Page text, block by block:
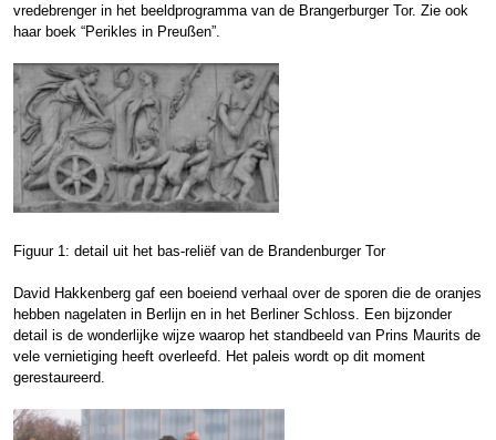
vredebrenger in het beeldprogramma van de Brangerburger Tor. Zie ook
haar boek “Perikles in Preußen”.
Figuur 1: detail uit het bas-reliëf van de Brandenburger Tor
David Hakkenberg gaf een boeiend verhaal over de sporen die de oranjes
hebben nagelaten in Berlijn en in het Berliner Schloss. Een bijzonder
detail is de wonderlijke wijze waarop het standbeeld van Prins Maurits de
vele vernietiging heeft overleefd. Het paleis wordt op dit moment
gerestaureerd.